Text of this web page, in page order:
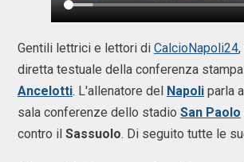
Gentili lettrici e lettori di CalcioNapoli24
diretta testuale della conferenza
Ancelotti. L'allenatore del Napoli parla
sala conferenze dello stadio San Paolo
contro il Sassuolo. Di seguito tutte le